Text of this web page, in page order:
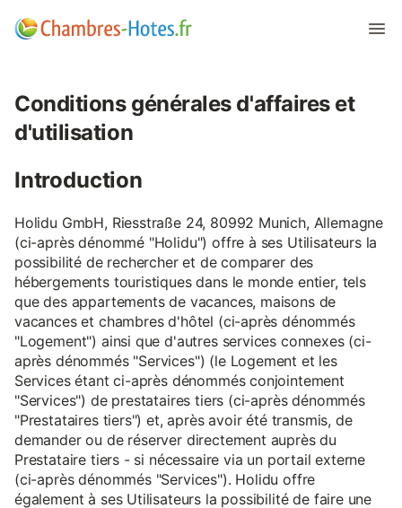
Conditions générales d'affaires et
d'utilisation
Introduction
Holidu GmbH, Riesstraße 24, 80992 Munich, Allemagne
(ci-après dénommé "Holidu") offre à ses Utilisateurs la
possibilité de rechercher et de comparer des
hébergements touristiques dans le monde entier, tels
que des appartements de vacances, maisons de
vacances et chambres d'hôtel (ci-après dénommés
"Logement") ainsi que d'autres services connexes (ci-
après dénommés "Services") (le Logement et les
Services étant ci-après dénommés conjointement
"Services") de prestataires tiers (ci-après dénommés
"Prestataires tiers") et, après avoir été transmis, de
demander ou de réserver directement auprès du
Prestataire tiers - si nécessaire via un portail externe
(ci-après dénommés "Services"). Holidu offre
également à ses Utilisateurs la possibilité de faire une